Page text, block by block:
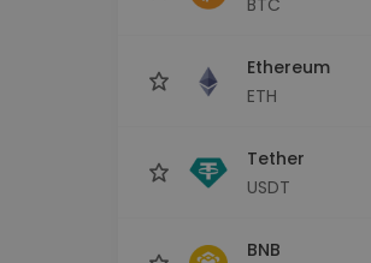
Ethereum
ETH
Tether
USDT
BNB